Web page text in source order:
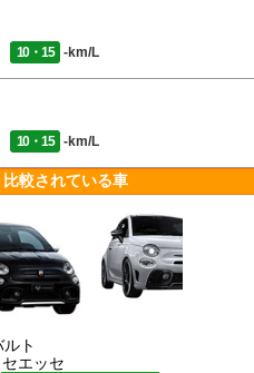
10・15 -km/L
10・15 -km/L
較されている車
ルト
エッセ